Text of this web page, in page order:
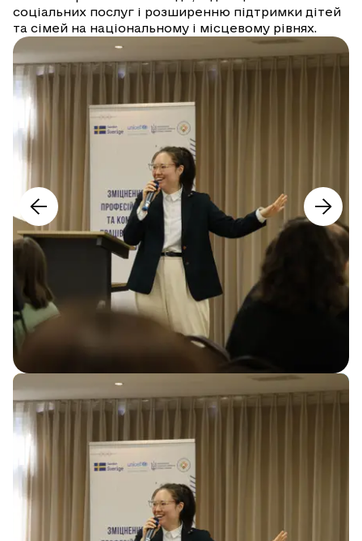
соціальних послуг і розширенню підтримки дітей
та сімей на національному і місцевому рівнях.